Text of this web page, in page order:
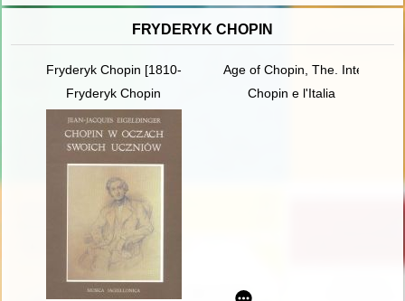
FRYDERYK CHOPIN
Fryderyk Chopin [1810-1849]. KorzenieAge of Chopin, The.
Fryderyk Chopin
Chopin e l'Italia